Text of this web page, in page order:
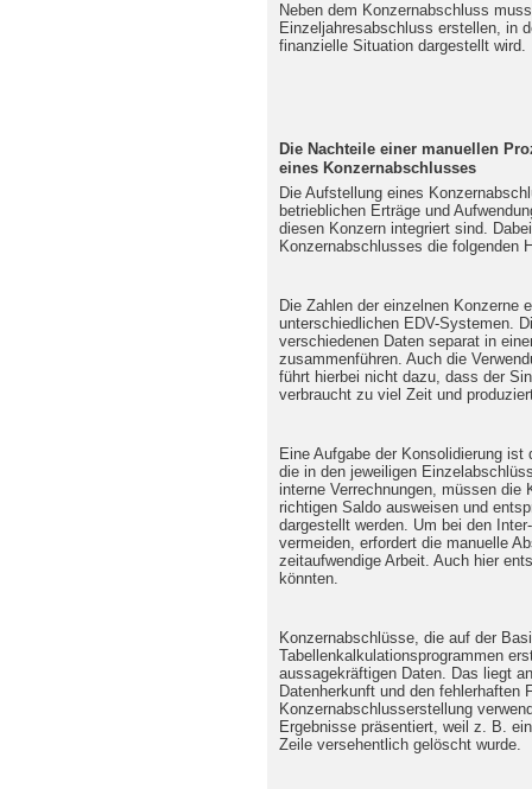
Neben dem Konzernabschluss
Einzeljahresabschluss erstellen, in
finanzielle Situation dargestellt wird.
Die Nachteile einer manuellen
eines Konzernabschlusses
Die Aufstellung eines
betrieblichen Erträge und
diesen Konzern integriert sind.
Konzernabschlusses die folgenden
Die Zahlen der einzelnen Konzerne
unterschiedlichen EDV-Systemen.
verschiedenen Daten separat in
zusammenführen. Auch die
führt hierbei nicht dazu, dass der
verbraucht zu viel Zeit und
Eine Aufgabe der Konsolidierung
die in den jeweiligen
interne Verrechnungen, müssen die
richtigen Saldo ausweisen und
dargestellt werden. Um bei den
vermeiden, erfordert die manuelle
zeitaufwendige Arbeit. Auch hier
könnten.
Konzernabschlüsse, die auf der
Tabellenkalkulationsprogrammen
aussagekräftigen Daten. Das liegt
Datenherkunft und den fehlerhaften
Konzernabschlusserstellung
Ergebnisse präsentiert, weil z. B.
Zeile versehentlich gelöscht wurde.